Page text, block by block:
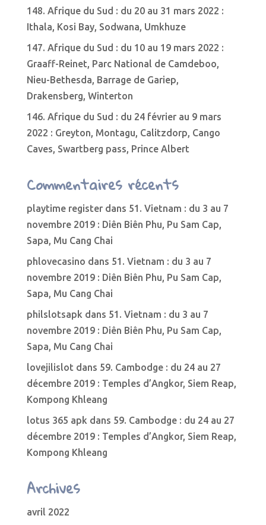
148. Afrique du Sud : du 20 au 31 mars 2022 :
Ithala, Kosi Bay, Sodwana, Umkhuze
147. Afrique du Sud : du 10 au 19 mars 2022 :
Graaff-Reinet, Parc National de Camdeboo,
Nieu-Bethesda, Barrage de Gariep,
Drakensberg, Winterton
146. Afrique du Sud : du 24 février au 9 mars
2022 : Greyton, Montagu, Calitzdorp, Cango
Caves, Swartberg pass, Prince Albert
Commentaires récents
playtime registerdans 51. Vietnam : du 3 au 7
novembre 2019 : Diên Biên Phu, Pu Sam Cap,
Sapa, Mu Cang Chai
phlovecasino dans 51. Vietnam : du 3 au 7
novembre 2019 : Diên Biên Phu, Pu Sam Cap,
Sapa, Mu Cang Chai
philslotsapk dans 51. Vietnam : du 3 au 7
novembre 2019 : Diên Biên Phu, Pu Sam Cap,
Sapa, Mu Cang Chai
lovejilislot dans 59. Cambodge : du 24 au 27
décembre 2019 : Temples d’Angkor, Siem Reap,
Kompong Khleang
lotus 365 apk dans 59. Cambodge : du 24 au 27
décembre 2019 : Temples d’Angkor, Siem Reap,
Kompong Khleang
Archives
avril 2022